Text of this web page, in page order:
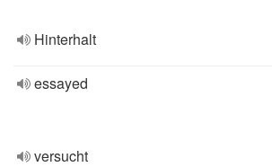
Hinterhalt
essayed
versucht